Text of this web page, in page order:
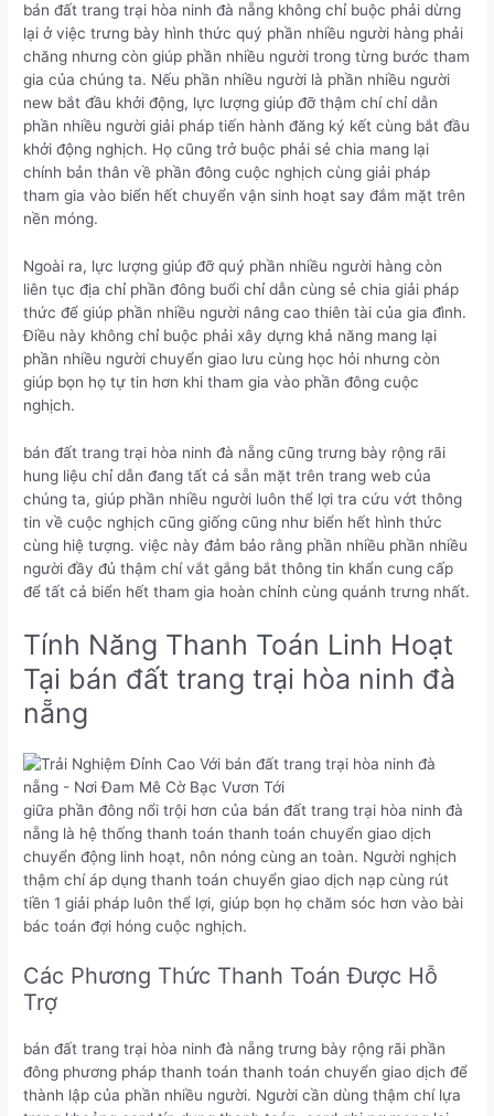
bán đất trang trại hòa ninh đà nẵng không chỉ buộc phải dừng
lại ở việc trưng bày hình thức quý phần nhiều người hàng phải
chăng nhưng còn giúp phần nhiều người trong từng bước tham
gia của chúng ta. Nếu phần nhiều người là phần nhiều người
new bắt đầu khởi động, lực lượng giúp đỡ thậm chí chỉ dẫn
phần nhiều người giải pháp tiến hành đăng ký kết cùng bắt đầu
khởi động nghịch. Họ cũng trở buộc phải sẻ chia mang lại
chính bản thân về phần đông cuộc nghịch cùng giải pháp
tham gia vào biển hết chuyển vận sinh hoạt say đắm mặt trên
nền móng.
Ngoài ra, lực lượng giúp đỡ quý phần nhiều người hàng còn
liên tục địa chỉ phần đông buổi chỉ dẫn cùng sẻ chia giải pháp
thức để giúp phần nhiều người nâng cao thiên tài của gia đình.
Điều này không chỉ buộc phải xây dựng khả năng mang lại
phần nhiều người chuyển giao lưu cùng học hỏi nhưng còn
giúp bọn họ tự tin hơn khi tham gia vào phần đông cuộc
nghịch.
bán đất trang trại hòa ninh đà nẵng cũng trưng bày rộng rãi
hung liệu chỉ dẫn đang tất cả sẵn mặt trên trang web của
chúng ta, giúp phần nhiều người luôn thể lợi tra cứu vớt thông
tin về cuộc nghịch cũng giống cũng như biển hết hình thức
cùng hiệ tượng. việc này đảm bảo rằng phần nhiều phần nhiều
người đầy đủ thậm chí vắt gắng bắt thông tin khẩn cung cấp
để tất cả biển hết tham gia hoàn chỉnh cùng quánh trưng nhất.
Tính Năng Thanh Toán Linh Hoạt
Tại bán đất trang trại hòa ninh đà
nẵng
giữa phần đông nổi trội hơn của bán đất trang trại hòa ninh đà
nẵng là hệ thống thanh toán thanh toán chuyển giao dịch
chuyển động linh hoạt, nôn nóng cùng an toàn. Người nghịch
thậm chí áp dụng thanh toán chuyển giao dịch nạp cùng rút
tiền 1 giải pháp luôn thể lợi, giúp bọn họ chăm sóc hơn vào bài
bác toán đợi hóng cuộc nghịch.
Các Phương Thức Thanh Toán Được Hỗ
Trợ
bán đất trang trại hòa ninh đà nẵng trưng bày rộng rãi phần
đông phương pháp thanh toán thanh toán chuyển giao dịch để
thành lập của phần nhiều người. Người cần dùng thậm chí lựa